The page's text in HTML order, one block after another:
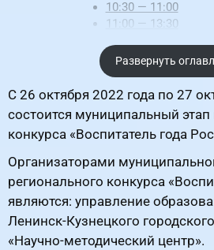
10:30 — 11:00
11:00 — 13:30
27 октября 2022 года,
09:00 — 11:00
Итоги
Приложения к материалу
Развернуть
С 26 октября 2022 года по 27
состоится муниципальный этап
конкурса «Воспитатель года
Организаторами
регионального конкурса
являются: управление
Ленинск-Кузнецкого
«Научно-методический центр».